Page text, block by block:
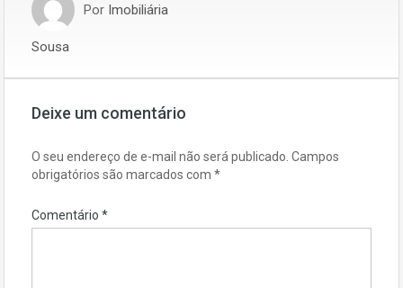
Por Imobiliária
Sousa
Deixe um comentário
O seu endereço de e-mail não será publicado. Campos
obrigatórios são marcados com *
Comentário *